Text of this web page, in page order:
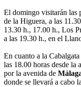
El domingo visitarán las
de la Higuera, a las
13.30 h., 17.00 h., Los
a las 19.30 h., en el
En cuanto a la
las 18.00 horas desde la
por la avenida de
donde se llevará a cabo